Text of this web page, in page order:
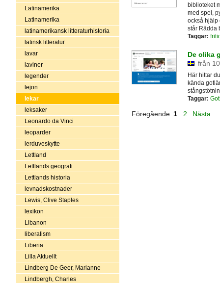
Latinamerika
Latinamerika
latinamerikansk litteraturhistoria
latinsk litteratur
lavar
laviner
legender
lejon
lekar
leksaker
Leonardo da Vinci
leoparder
lerduveskytte
Lettland
Lettlands geografi
Lettlands historia
levnadskostnader
Lewis, Clive Staples
lexikon
Libanon
liberalism
Liberia
Lilla Aktuellt
Lindberg De Geer, Marianne
Lindbergh, Charles
biblioteket
med spel,
också hjälp
står Rädda
Taggar:
De olika
från
Här hittar
kända
Taggar:
Föregående 1 2 Nästa